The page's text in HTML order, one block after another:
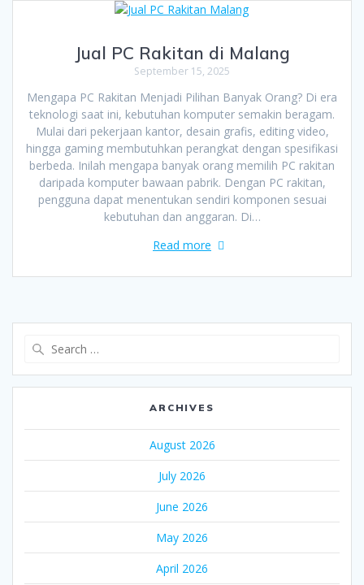
Jual PC Rakitan di Malang
September 15, 2025
Mengapa PC Rakitan Menjadi Pilihan Banyak Orang? Di era
teknologi saat ini, kebutuhan komputer semakin beragam.
Mulai dari pekerjaan kantor, desain grafis, editing video,
hingga gaming membutuhkan perangkat dengan spesifikasi
berbeda. Inilah mengapa banyak orang memilih PC rakitan
daripada komputer bawaan pabrik. Dengan PC rakitan,
pengguna dapat menentukan sendiri komponen sesuai
kebutuhan dan anggaran. Di…
Read more
ARCHIVES
August 2026
July 2026
June 2026
May 2026
April 2026